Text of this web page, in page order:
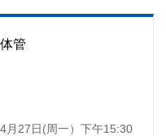
管
月27日(周一）下午15:30